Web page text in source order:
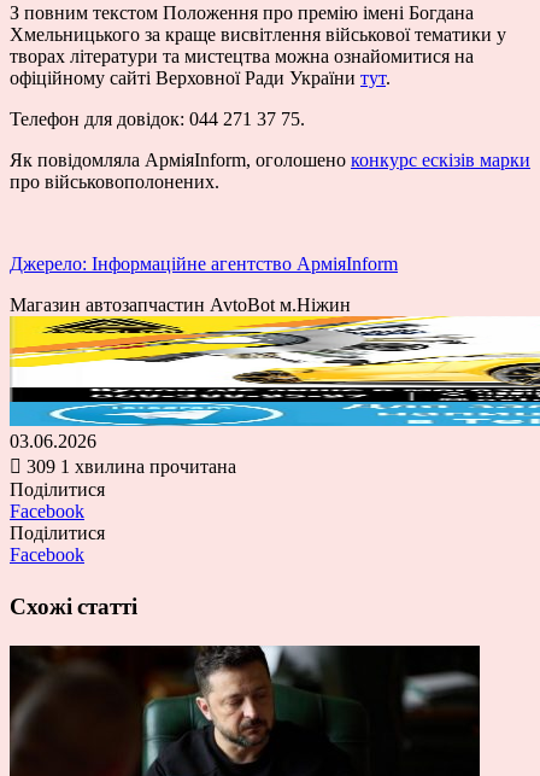
З повним текстом Положення про премію імені Богдана
Хмельницького за краще висвітлення військової тематики у
творах літератури та мистецтва можна ознайомитися на
офіційному сайті Верховної Ради України тут.
Телефон для довідок: 044 271 37 75.
Як повідомляла АрміяInform, оголошено конкурс ескізів марки
про військовополонених.
Джерело: Інформаційне агентство АрміяInform
Магазин автозапчастин AvtoBot м.Ніжин
03.06.2026
309 1 хвилина прочитана
Поділитися
Facebook
Поділитися
Facebook
Схожі статті